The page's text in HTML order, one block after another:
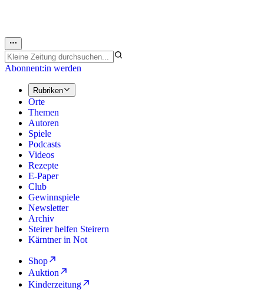
Abonnent:in werden
Rubriken
Orte
Themen
Autoren
Spiele
Podcasts
Videos
Rezepte
E-Paper
Club
Gewinnspiele
Newsletter
Archiv
Steirer helfen Steirern
Kärntner in Not
Shop
Auktion
Kinderzeitung